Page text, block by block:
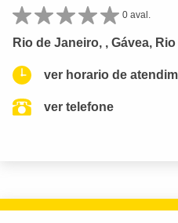
0 aval.
Rio de Janeiro, , Gávea,
ver horario de
ver telefone